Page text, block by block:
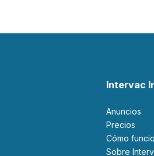
Intervac
Anuncios
Precios
Cómo
Sobre